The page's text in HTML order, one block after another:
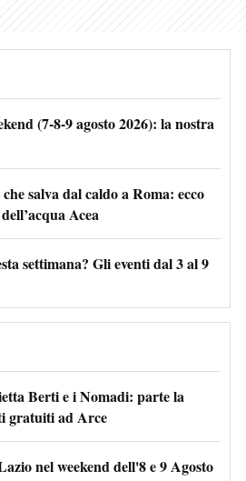
(7-8-9 agosto 2026): la nostra
salva dal caldo a Roma: ecco
Acea
settimana? Gli eventi dal 3 al 9
Berti e i Nomadi: parte la
gratuiti ad Arce
nel weekend dell'8 e 9 Agosto